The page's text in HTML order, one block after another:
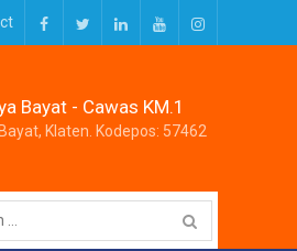
Facebook
TwitterLinkedInYoutubeInstagram
Bayat - Cawas KM.1
Klaten. Kodepos: 57462